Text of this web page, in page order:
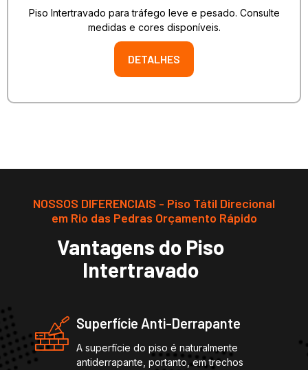
Piso Intertravado para tráfego leve e pesado. Consulte
medidas e cores disponíveis.
DETALHES
NOSSOS DIFERENCIAIS - Piso Tátil Direcional
em Rio das Pedras Orçamento Rápido
Vantagens do Piso
Intertravado
Superfície Anti-Derrapante
A superfície do piso é naturalmente
antiderrapante, portanto, em trechos